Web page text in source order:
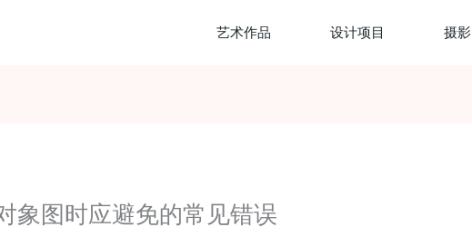
艺术作品 设计项目 摄影
象图时应避免的常见错误